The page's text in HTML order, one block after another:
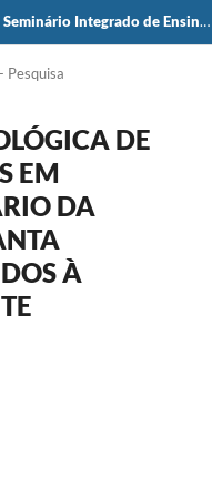
Seminário de Iniciação Científica e Seminário Integrado de Ensino, Pesquisa e Extensão (SIEPE)
Pesquisa
DE
EM
DA
À